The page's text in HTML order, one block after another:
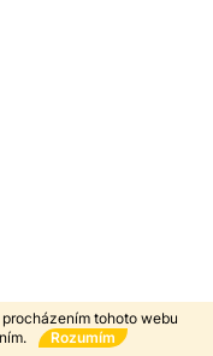
tohoto webu
Rozumím